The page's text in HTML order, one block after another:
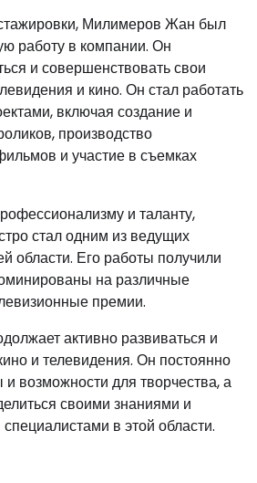
Милимеров Жан был
работу в компании. Он
и совершенствовать свои
и кино. Он стал работать
включая создание и
производство
и участие в съемках
и таланту,
стал одним из ведущих
области. Его работы получили
на различные
премии.
активно развиваться и
и телевидения. Он постоянно
возможности для творчества, а
своими знаниями и
в этой области.